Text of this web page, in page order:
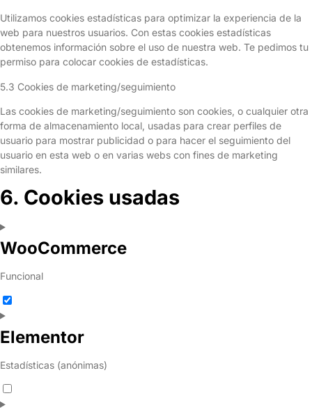
Utilizamos cookies estadísticas para optimizar la experiencia de la
web para nuestros usuarios. Con estas cookies estadísticas
obtenemos información sobre el uso de nuestra web. Te pedimos tu
permiso para colocar cookies de estadísticas.
5.3 Cookies de marketing/seguimiento
Las cookies de marketing/seguimiento son cookies, o cualquier otra
forma de almacenamiento local, usadas para crear perfiles de
usuario para mostrar publicidad o para hacer el seguimiento del
usuario en esta web o en varias webs con fines de marketing
similares.
6. Cookies usadas
WooCommerce
Funcional
Elementor
Estadísticas (anónimas)